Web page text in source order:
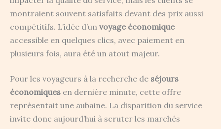
montraient souvent satisfaits devant des prix aussi
compétitifs. L’idée d’un voyage économique
accessible en quelques clics, avec paiement en
plusieurs fois, aura été un atout majeur.
Pour les voyageurs à la recherche de séjours
économiques en dernière minute, cette offre
représentait une aubaine. La disparition du service
invite donc aujourd’hui à scruter les marchés